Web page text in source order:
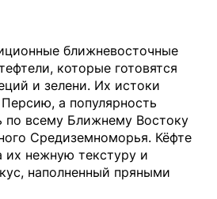
ближневосточные
которые готовятся
и зелени. Их истоки
а популярность
по всему Ближнему Востоку
Средиземноморья. Кёфте
их нежную текстуру и
наполненный пряными